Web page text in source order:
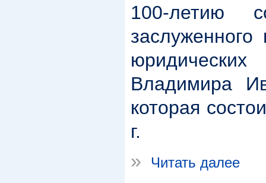
100-летию
Владимира
которая
г.
»
Читать далее